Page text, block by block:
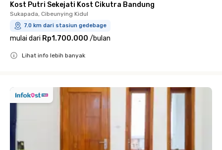
Kost Putri Sekejati Kost Cikutra Bandung
Sukapada, Cibeunying Kidul
7.0 km dari stasiun gedebage
mulai dari Rp1.700.000 /bulan
Lihat info lebih banyak